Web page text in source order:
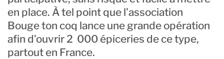
en place. À tel point que l’association
Bouge ton coq lance une grande opération
afin d’ouvrir 2 000 épiceries de ce type,
partout en France.